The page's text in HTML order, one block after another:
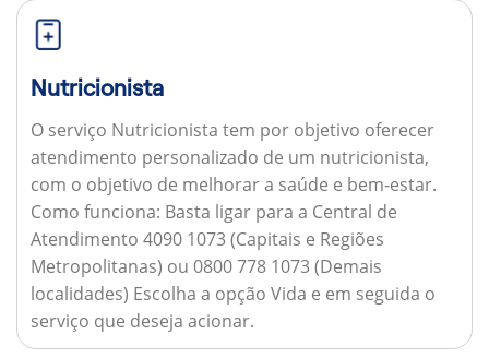
Nutricionista
O serviço Nutricionista tem por objetivo oferecer
atendimento personalizado de um nutricionista,
com o objetivo de melhorar a saúde e bem-estar.
Como funciona: Basta ligar para a Central de
Atendimento 4090 1073 (Capitais e Regiões
Metropolitanas) ou 0800 778 1073 (Demais
localidades) Escolha a opção Vida e em seguida o
serviço que deseja acionar.